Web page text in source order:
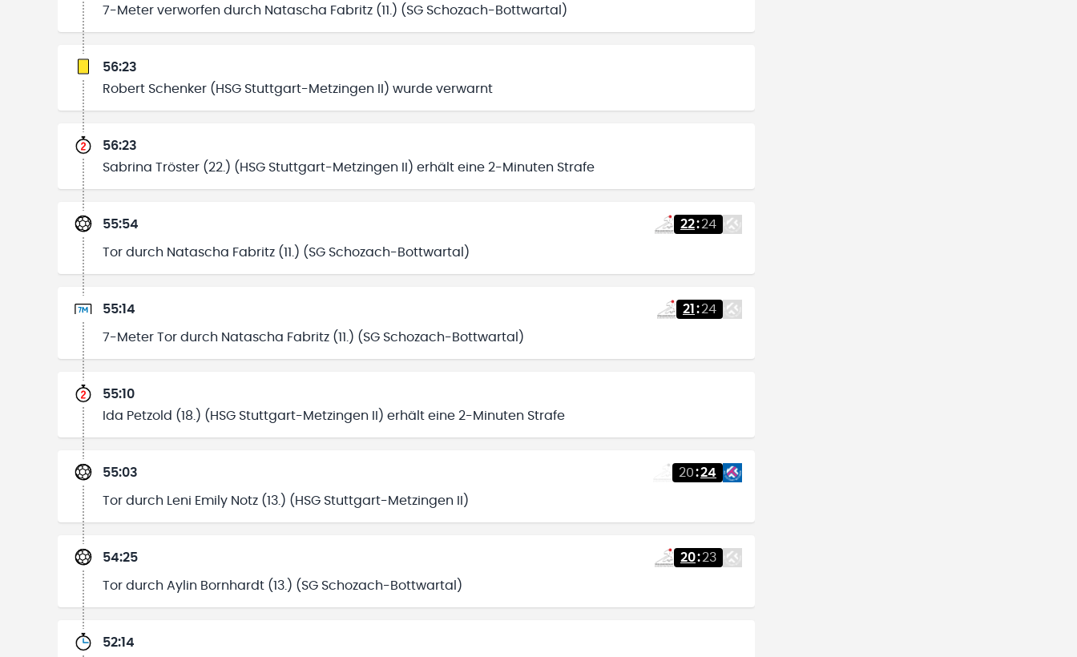
7-Meter verworfen durch Natascha Fabritz (11.) (SG Schozach-Bottwartal)
56:23
Robert Schenker (HSG Stuttgart-Metzingen II) wurde verwarnt
56:23
Sabrina Tröster (22.) (HSG Stuttgart-Metzingen II) erhält eine 2-Minuten Strafe
55:54 22:24
Tor durch Natascha Fabritz (11.) (SG Schozach-Bottwartal)
55:14 21 :24
7-Meter Tor durch Natascha Fabritz (11.) (SG Schozach-Bottwartal)
55:10
Ida Petzold (18.) (HSG Stuttgart-Metzingen II) erhält eine 2-Minuten Strafe
55:03 20:24
Tor durch Leni Emily Notz (13.) (HSG Stuttgart-Metzingen II)
54:25 20:23
Tor durch Aylin Bornhardt (13.) (SG Schozach-Bottwartal)
52:14